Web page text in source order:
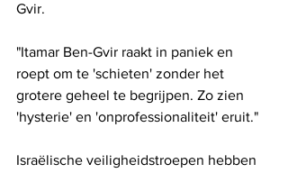
Gvir.
"Itamar Ben-Gvir raakt in paniek en
roept om te 'schieten' zonder het
grotere geheel te begrijpen. Zo zien
'hysterie' en 'onprofessionaliteit' eruit."
Israëlische veiligheidstroepen hebben